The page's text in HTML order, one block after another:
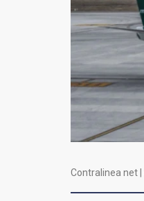
Contralinea net |